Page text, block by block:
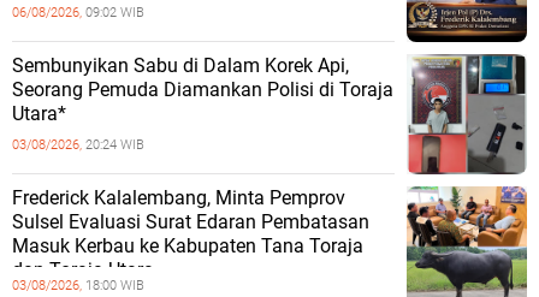
06/08/2026, 09:02 WIB
Sembunyikan Sabu di Dalam Korek Api,
Seorang Pemuda Diamankan Polisi di Toraja
Utara*
03/08/2026, 20:24 WIB
Frederick Kalalembang, Minta Pemprov
Sulsel Evaluasi Surat Edaran Pembatasan
Masuk Kerbau ke Kabupaten Tana Toraja
dan Toraja Utara
03/08/2026, 18:00 WIB